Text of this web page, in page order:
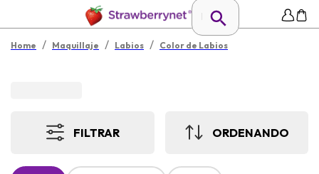
Home / Maquillaje / Labios / Color de Labios
FILTRAR ORDENANDO